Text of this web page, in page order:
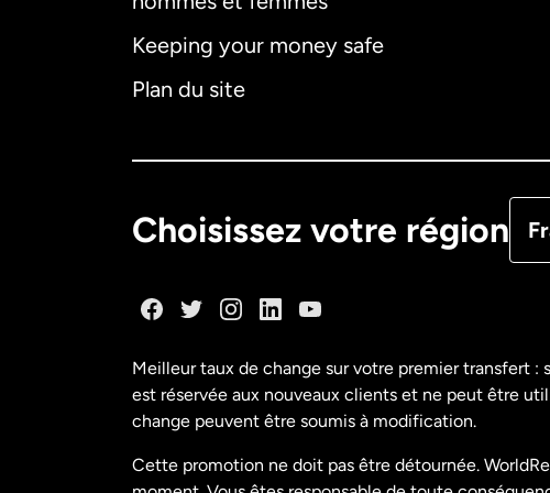
Keeping your money safe
Plan du site
Choisissez votre région
Meilleur taux de change sur votre premier transfert
est réservée aux nouveaux clients et ne peut être
change peuvent être soumis à modification.
Cette promotion ne doit pas être détournée.